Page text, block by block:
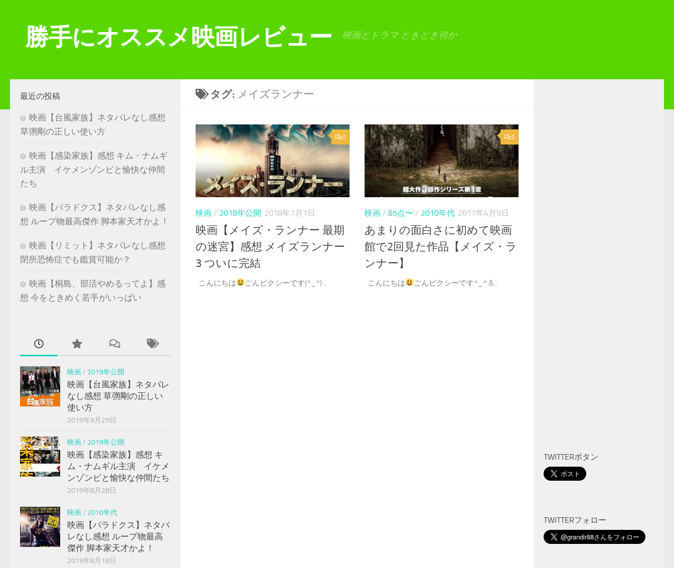
勝手にオススメ映画レビュー 映画とドラマ ときどき何か
タグ: メイズランナー
0
映画 / 2018年公開 2018年7月1日
映画【メイズ・ランナー 最期
の迷宮】感想 メイズランナー
3 ついに完結
こんにちは ごんピクシーです(^_^)...
0
映画 / 85点〜 / 2010年代 2017年4月9日
あまりの面白さに初めて映画
館で2回見た作品【メイズ・ラ
ンナー】
こんにちは ごんピクシーです^_^ &...
最近の投稿
映画【台風家族】ネタバレなし感想
草彅剛の正しい使い方
映画【感染家族】感想 キム・ナムギ
ル主演 イケメンゾンビと愉快な仲間
たち
映画【パラドクス】ネタバレなし感
想 ループ物最高傑作 脚本家天才かよ！
映画【リミット】ネタバレなし感想
閉所恐怖症でも鑑賞可能か？
映画【桐島、部活やめるってよ】感
想 今をときめく若手がいっぱい
映画/ 2019年公開
映画【台風家族】ネタバレ
なし感想 草彅剛の正しい
使い方
2019年9月29日
映画/ 2019年公開
映画【感染家族】感想 キ
ム・ナムギル主演 イケメ
ンゾンビと愉快な仲間たち
2019年8月28日
映画/ 2010年代
映画【パラドクス】ネタバ
レなし感想 ループ物最高
傑作 脚本家天才かよ！
2019年8月18日
TWITTERボタン
TWITTERフォロー